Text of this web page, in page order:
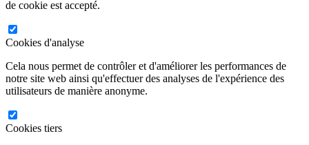
de cookie est accepté.
Cookies d'analyse
Cela nous permet de contrôler et d'améliorer les performances de
notre site web ainsi qu'effectuer des analyses de l'expérience des
utilisateurs de manière anonyme.
Cookies tiers